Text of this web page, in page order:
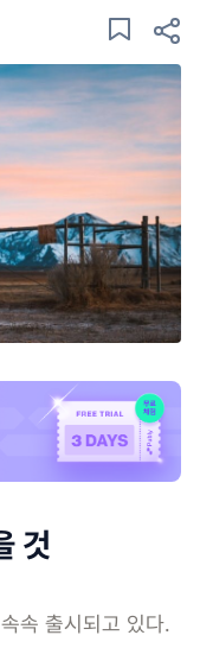
것
속 출시되고 있다.